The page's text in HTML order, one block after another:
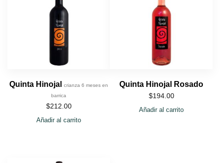
Quinta Hinojal
crianza 6 meses en
barrica
$212.00
Añadir al carrito
Quinta Hinojal Rosado
$194.00
Añadir al carrito